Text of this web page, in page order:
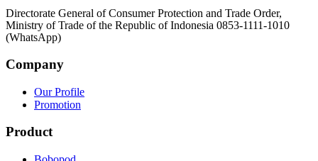
Directorate General of Consumer Protection and Trade Order,
Ministry of Trade of the Republic of Indonesia 0853-1111-1010
(WhatsApp)
Company
Our Profile
Promotion
Product